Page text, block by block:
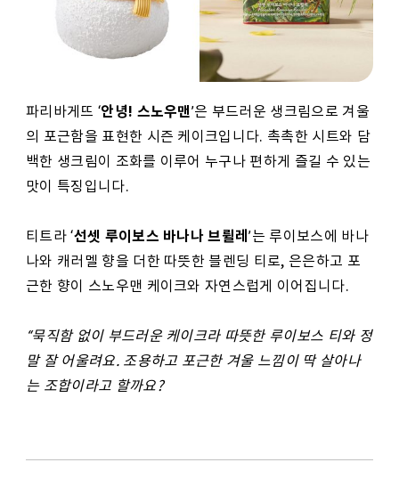
파리바게뜨 ‘안녕! 스노우맨’은 부드러운 생크림으로 겨울
의 포근함을 표현한 시즌 케이크입니다. 촉촉한 시트와 담
백한 생크림이 조화를 이루어 누구나 편하게 즐길 수 있는
맛이 특징입니다.
티트라 ‘선셋 루이보스 바나나 브륄레’는 루이보스에 바나
나와 캐러멜 향을 더한 따뜻한 블렌딩 티로, 은은하고 포
근한 향이 스노우맨 케이크와 자연스럽게 이어집니다.
“묵직함 없이 부드러운 케이크라 따뜻한 루이보스 티와 정
말 잘 어울려요. 조용하고 포근한 겨울 느낌이 딱 살아나
는 조합이라고 할까요?